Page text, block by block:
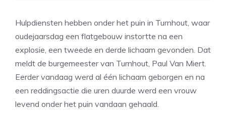
Hulpdiensten hebben onder het puin in Turnhout, waar
oudejaarsdag een flatgebouw instortte na een
explosie, een tweede en derde lichaam gevonden. Dat
meldt de burgemeester van Turnhout, Paul Van Miert.
Eerder vandaag werd al één lichaam geborgen en na
een reddingsactie die uren duurde werd een vrouw
levend onder het puin vandaan gehaald.